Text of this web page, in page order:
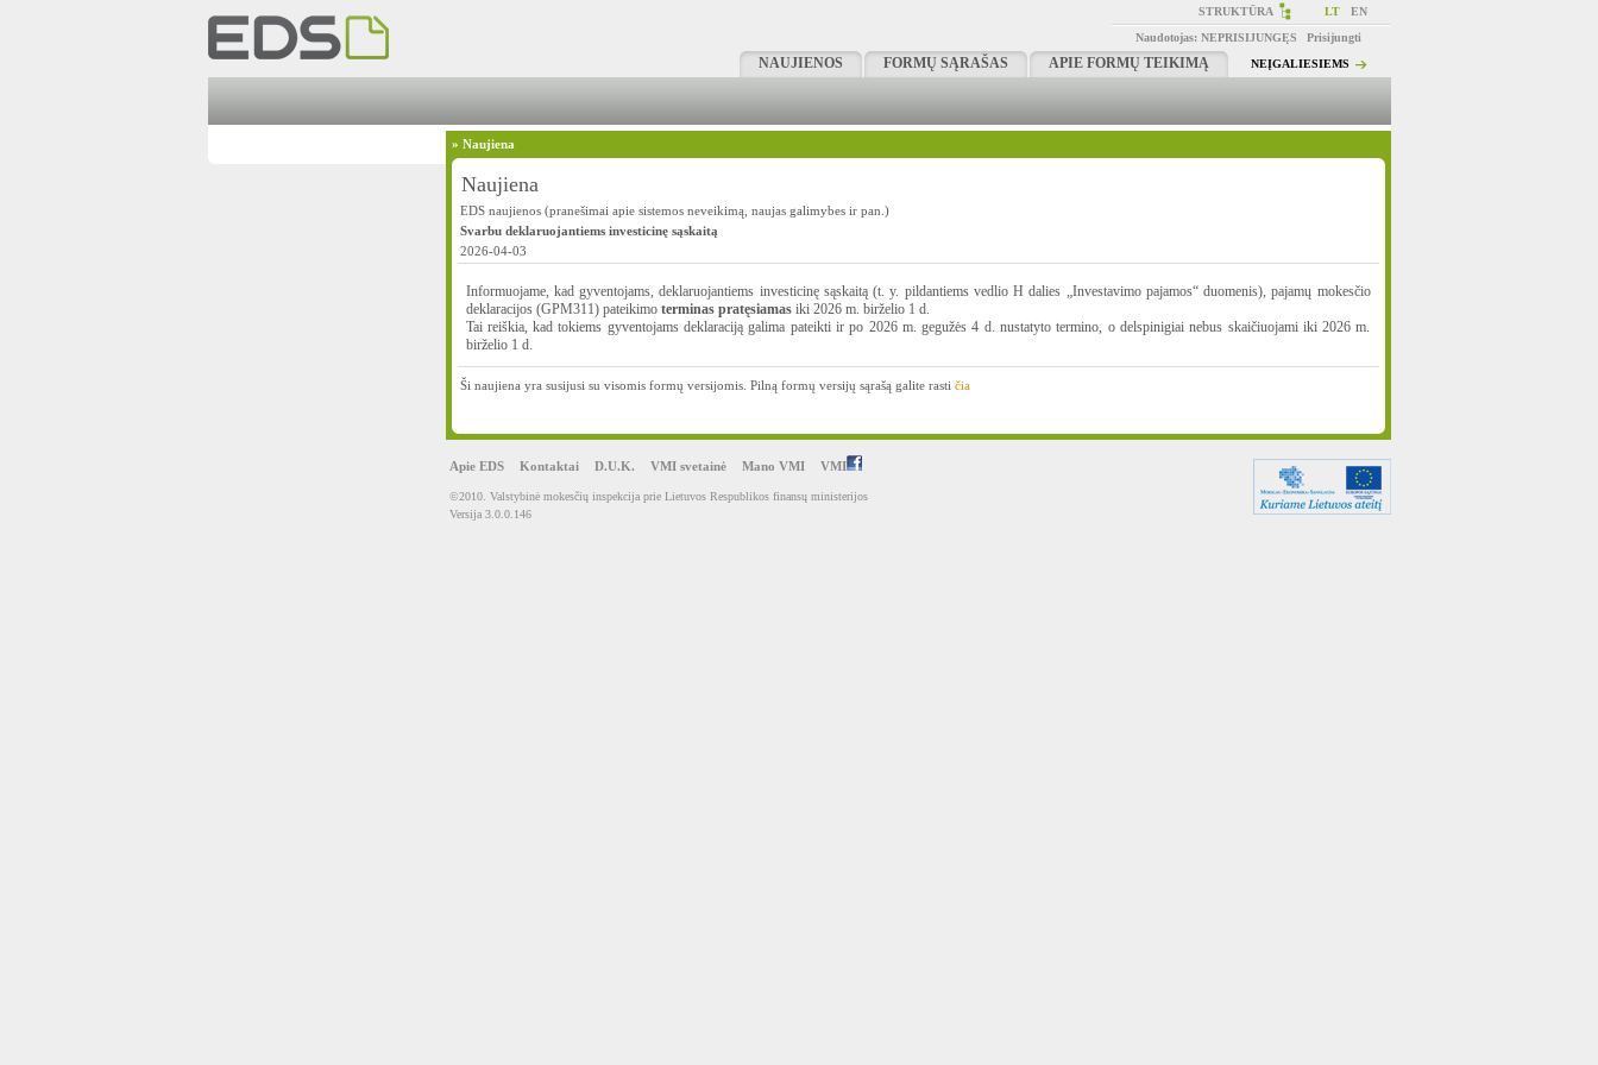
STRUKTŪRA LT
EN
Naudotojas: NEPRISIJUNGĘS
Prisijungti
NEĮGALIESIEMS
NAUJIENOS FORMŲ SĄRAŠAS APIE FORMŲ TEIKIMĄ
» Naujiena
Naujiena
EDS naujienos (pranešimai apie sistemos neveikimą, naujas galimybes ir pan.)
Svarbu deklaruojantiems investicinę sąskaitą
2026-04-03
Informuojame, kad gyventojams, deklaruojantiems investicinę sąskaitą (t. y. pildantiems vedlio H dalies „Investavimo pajamos“ duomenis), pajamų mokesčio
deklaracijos (GPM311) pateikimo terminas pratęsiamasiki 2026 m. birželio 1 d.
Tai reiškia, kad tokiems gyventojams deklaraciją galima pateikti ir po 2026 m. gegužės 4 d. nustatyto termino, o delspinigiai nebus skaičiuojami iki 2026 m.
birželio 1 d.
Ši naujiena yra susijusi su visomis formų versijomis. Pilną formų versijų sąrašą galite rasti čia
Apie EDS Kontaktai D.U.K. VMI svetainė Mano VMI VMI
©2010. Valstybinė mokesčių inspekcija prie Lietuvos Respublikos finansų ministerijos
Versija 3.0.0.146